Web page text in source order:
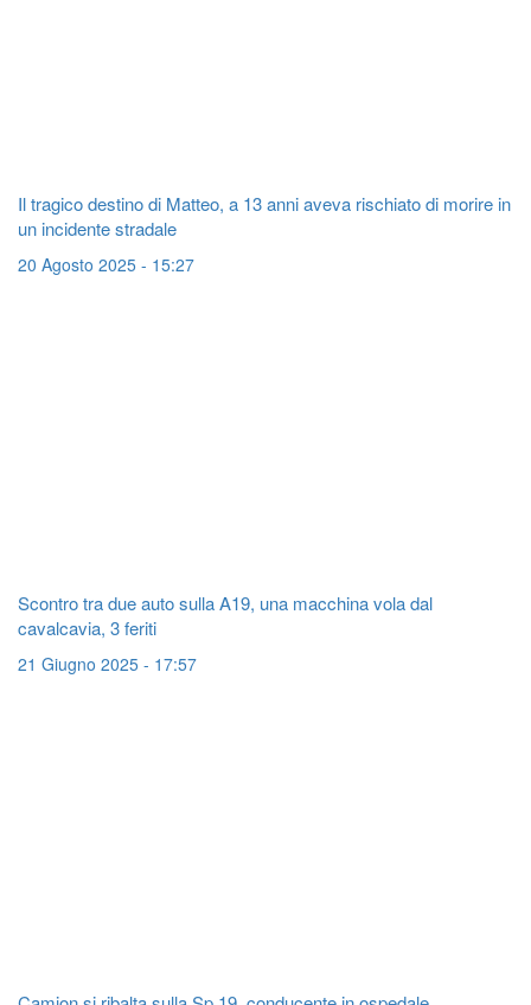
Il tragico destino di Matteo, a 13 anni aveva rischiato di morire in
un incidente stradale
20 Agosto 2025 - 15:27
Scontro tra due auto sulla A19, una macchina vola dal
cavalcavia, 3 feriti
21 Giugno 2025 - 17:57